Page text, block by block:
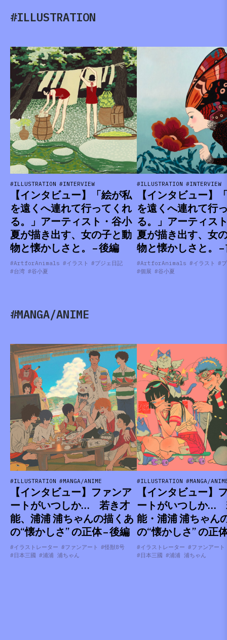
#ILLUSTRATION
#ILLUSTRATION #INTERVIEW
【インタビュー】「絵が私
を遠くへ連れて行ってくれ
る。」アーティスト・谷小
夏が描き出す、女の子と動
物と懐かしさと。 – 後編
#ArtforAnimals #イラスト #プジェ日記
#台湾 #谷小夏
#ILLUSTRATION #INTERVIEW
【インタビュー】
を遠くへ連れて行
る。」アーティス
夏が描き出す、女
物と懐かしさと。 –
#ArtforAnimals #イラスト #
#個展 #谷小夏
#MANGA/ANIME
#ILLUSTRATION #MANGA/ANIME
【インタビュー】ファンア
ートがいつしか… 若き才
能、浦浦 浦ちゃんの描くあ
の“懐かしさ” の正体 – 後編
#イラストレーター #ファンアート #怪獣8号
#日本三國 #浦浦 浦ちゃん
#ILLUSTRATION #MANGA/
【インタビュー】
ートがいつしか…
能・浦浦 浦ちゃん
の“懐かしさ” の正
#イラストレーター #ファンアート
#日本三國 #浦浦 浦ちゃん